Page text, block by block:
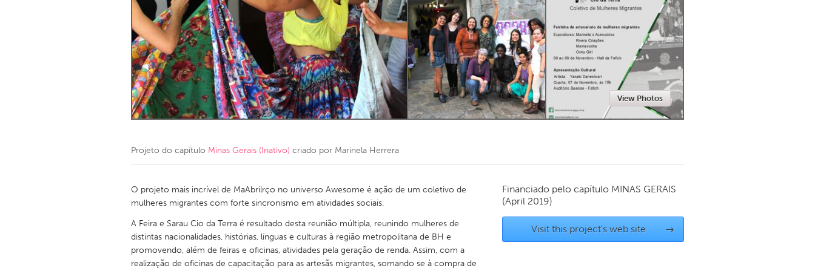
Amherstburg
Kingston Kitchener-Waterloo New Glasgow
Newmarket
Ottawa
South Shore Toronto
MALAYSIA
Kuala Lumpur
NETHERLANDS
Qatar
SINGAPORE
Singapore
View Photos
Projeto do capítulo Minas Gerais (Inativo) criado por Marinela Herrera
O projeto mais incrível de MaAbrilrço no universo Awesome é ação de um coletivo de
mulheres migrantes com forte sincronismo em atividades sociais.
A Feira e Sarau Cio da Terra é resultado desta reunião múltipla, reunindo mulheres de
distintas nacionalidades, histórias, línguas e culturas à região metropolitana de BH e
promovendo, além de feiras e oficinas, atividades pela geração de renda. Assim, com a
realização de oficinas de capacitação para as artesãs migrantes, somando se à compra de
Financiado pelo capítulo MINAS GERAIS
(April 2019)
Visit this project's web site →